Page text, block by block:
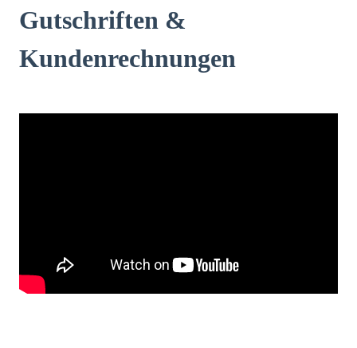
Gutschriften &
Kundenrechnungen